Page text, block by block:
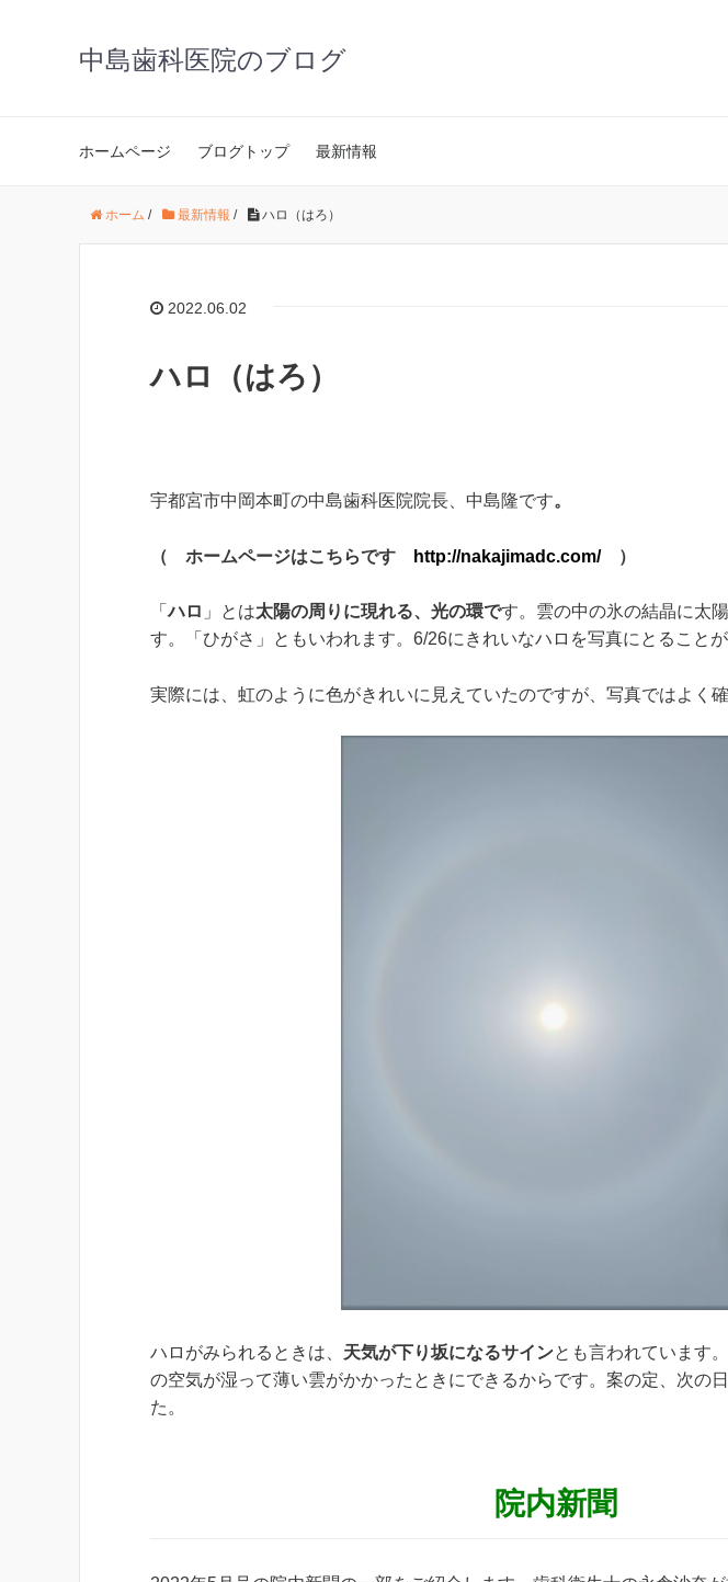
中島歯科医院のブログ
ホームページ ブログトップ 最新情報
ホーム / 最新情報 / ハロ（はろ）
2022.06.02
ハロ（はろ）
宇都宮市中岡本町の中島歯科医院院長、中島隆です。
（ ホームページはこちらです http://nakajimadc.com/ ）
「ハロ 」とは太陽の周りに現れる、光の環です。雲の中の氷の結晶に太
す。「ひがさ」ともいわれます。6/26にきれいなハロを写真にとることが
実際には、虹のように色がきれいに見えていたのですが、写真ではよく
ハロがみられるときは、 天気が下り坂になるサインとも言われています。
の空気が湿って薄い雲がかかったときにできるからです。案の定、次の
た。
院内新聞